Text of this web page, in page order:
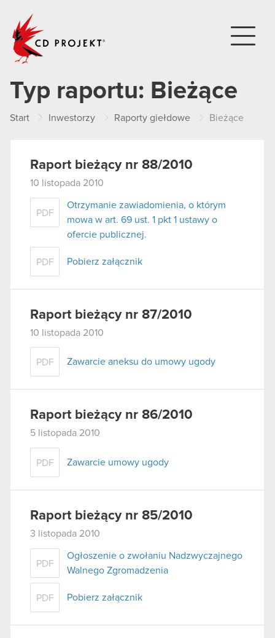
Typ raportu: Bieżące
Start Inwestorzy Raporty giełdowe Bieżące
Raport bieżący nr 88/2010
10 listopada 2010
PDF
Otrzymanie zawiadomienia, o którym
mowa w art. 69 ust. 1 pkt 1 ustawy o
ofercie publicznej.
PDF Pobierz załącznik
Raport bieżący nr 87/2010
10 listopada 2010
PDF Zawarcie aneksu do umowy ugody
Raport bieżący nr 86/2010
5 listopada 2010
PDF Zawarcie umowy ugody
Raport bieżący nr 85/2010
3 listopada 2010
PDF
Ogłoszenie o zwołaniu Nadzwyczajnego
Walnego Zgromadzenia
PDF Pobierz załącznik